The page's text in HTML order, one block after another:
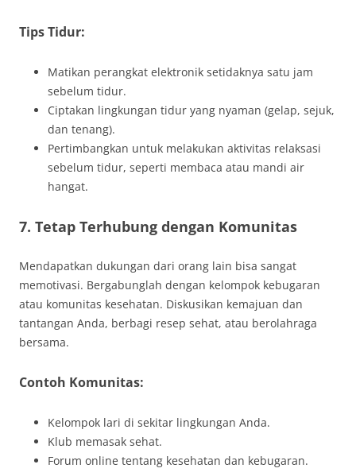
Tips Tidur:
Matikan perangkat elektronik setidaknya satu jam
sebelum tidur.
Ciptakan lingkungan tidur yang nyaman (gelap, sejuk,
dan tenang).
Pertimbangkan untuk melakukan aktivitas relaksasi
sebelum tidur, seperti membaca atau mandi air
hangat.
7. Tetap Terhubung dengan Komunitas
Mendapatkan dukungan dari orang lain bisa sangat
memotivasi. Bergabunglah dengan kelompok kebugaran
atau komunitas kesehatan. Diskusikan kemajuan dan
tantangan Anda, berbagi resep sehat, atau berolahraga
bersama.
Contoh Komunitas:
Kelompok lari di sekitar lingkungan Anda.
Klub memasak sehat.
Forum online tentang kesehatan dan kebugaran.